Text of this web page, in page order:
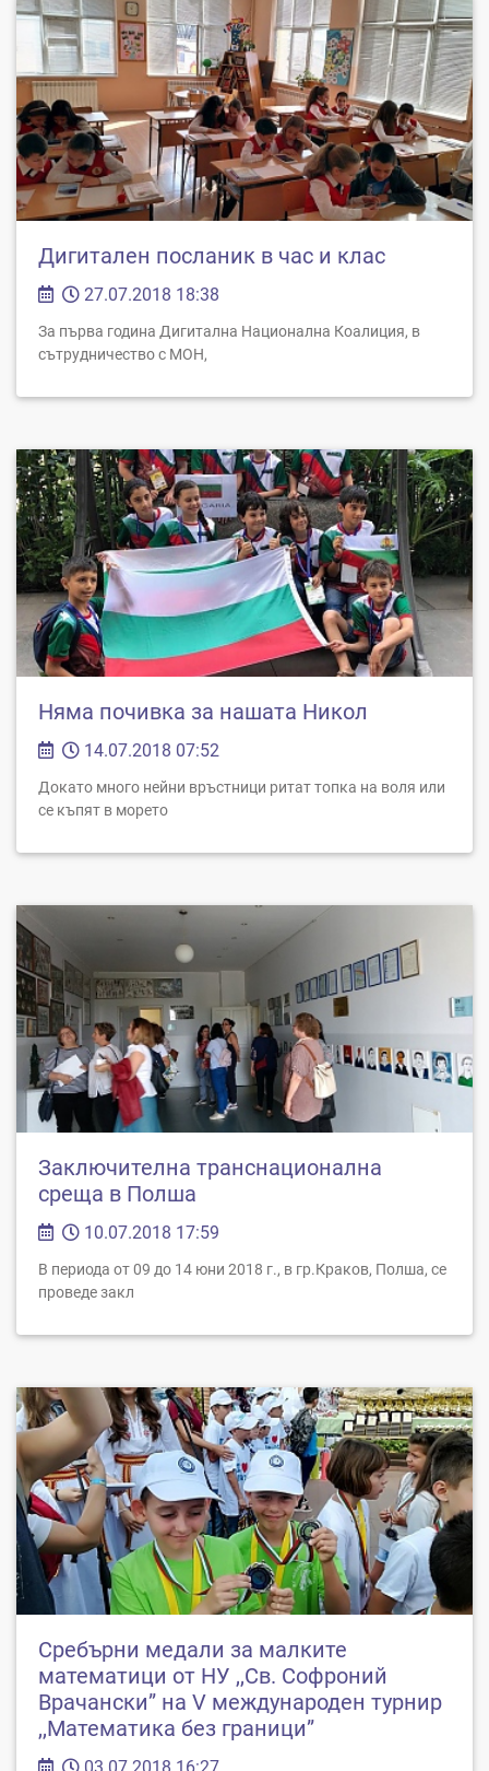
Дигитален посланик в час и клас
27.07.2018 18:38
За първа година Дигитална Национална Коалиция, в
сътрудничество с МОН,
Няма почивка за нашата Никол
14.07.2018 07:52
Докато много нейни връстници ритат топка на воля или
се къпят в морето
Заключителна транснационална
среща в Полша
10.07.2018 17:59
В периода от 09 до 14 юни 2018 г., в гр.Краков, Полша, се
проведе закл
Сребърни медали за малките
математици от НУ ,,Св. Софроний
Врачански” на V международен турнир
,,Математика без граници”